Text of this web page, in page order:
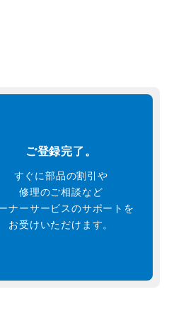
ご登録完了。
すぐに部品の割引や
修理のご相談など
ナーサービスのサポートを
お受けいただけます。